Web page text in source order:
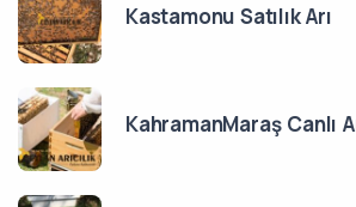
Kastamonu Satılık Arı
KahramanMaraş Canlı